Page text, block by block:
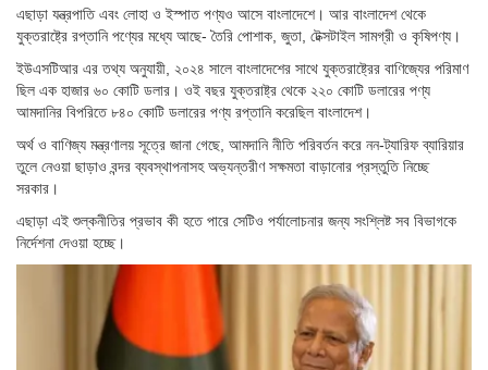
এছাড়া যন্ত্রপাতি এবং লোহা ও ইস্পাত পণ্যও আসে বাংলাদেশে। আর বাংলাদেশ থেকে
যুক্তরাষ্ট্রে রপ্তানি পণ্যের মধ্যে আছে- তৈরি পোশাক, জুতা, টেক্সটাইল সামগ্রী ও কৃষিপণ্য।
ইউএসটিআর এর তথ্য অনুযায়ী, ২০২৪ সালে বাংলাদেশের সাথে যুক্তরাষ্ট্রের বাণিজ্যের পরিমাণ
ছিল এক হাজার ৬০ কোটি ডলার। ওই বছর যুক্তরাষ্ট্র থেকে ২২০ কোটি ডলারের পণ্য
আমদানির বিপরিতে ৮৪০ কোটি ডলারের পণ্য রপ্তানি করেছিল বাংলাদেশ।
অর্থ ও বাণিজ্য মন্ত্রণালয় সূত্রে জানা গেছে, আমদানি নীতি পরিবর্তন করে নন-ট্যারিফ ব্যারিয়ার
তুলে নেওয়া ছাড়াও বন্দর ব্যবস্থাপনাসহ অভ্যন্তরীণ সক্ষমতা বাড়ানোর প্রস্তুতি নিচ্ছে
সরকার।
এছাড়া এই শুল্কনীতির প্রভাব কী হতে পারে সেটিও পর্যালোচনার জন্য সংশ্লিষ্ট সব বিভাগকে
নির্দেশনা দেওয়া হচ্ছে।